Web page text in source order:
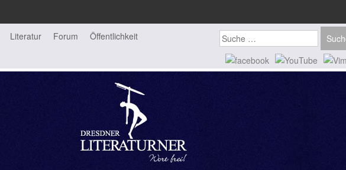
Literatur Forum Öffentlichkeit Suchen